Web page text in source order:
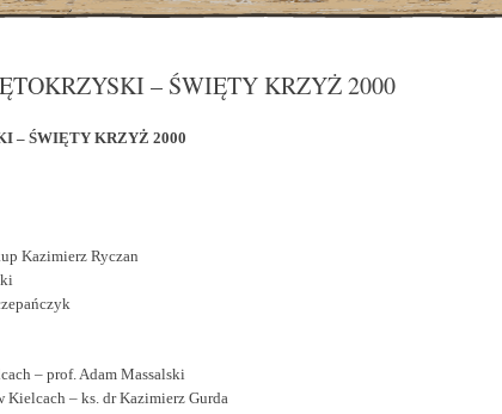
– ŚWIĘTY KRZYŻ 2000
– ŚWIĘTY KRZYŻ 2000
Kazimierz Ryczan
– prof. Adam Massalski
Kielcach – ks. dr Kazimierz Gurda